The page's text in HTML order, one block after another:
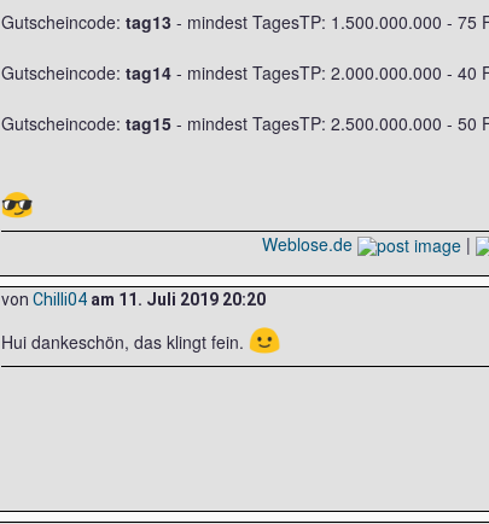
Gutscheincode: tag13- mindest TagesTP: 1.500.000.000 - 75
Gutscheincode: tag14- mindest TagesTP: 2.000.000.000 - 40
Gutscheincode: tag15- mindest TagesTP: 2.500.000.000 - 50
😎
Weblose.de |
von Chilli04am 11. Juli 2019 20:20
Hui dankeschön, das klingt fein. 🙂